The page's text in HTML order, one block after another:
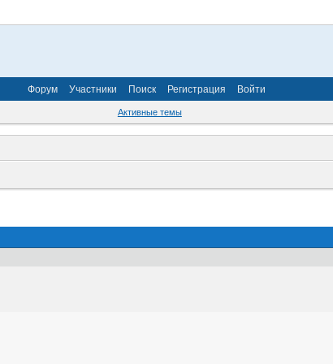
Форум Участники Поиск Регистрация Войти
Активные темы